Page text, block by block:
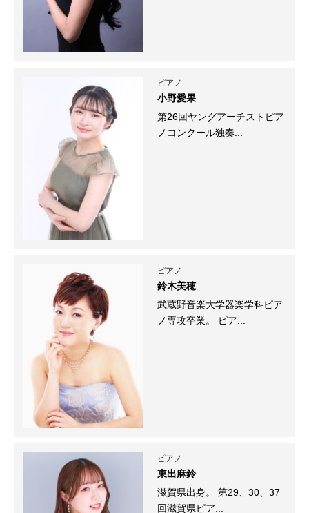
ピアノ
小野愛果
第26回ヤングアーチストピア
ノコンクール独奏...
ピアノ
鈴木美穂
武蔵野音楽大学器楽学科ピア
ノ専攻卒業。 ピア...
ピアノ
東出麻鈴
滋賀県出身。 第29、30、37
回滋賀県ピア...